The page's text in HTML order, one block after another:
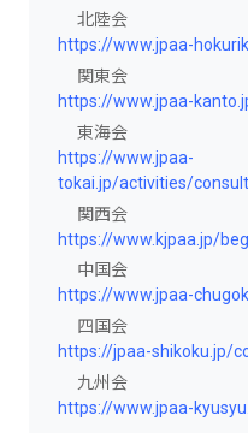
北陸会
https://www.jpaa-
関東会
https://www.jpaa-
東海会
https://www.jpaa-
tokai.jp/activities/
関西会
https://www.kjpaa.jp/
中国会
https://www.jpaa-
四国会
https://jpaa-shikoku.jp/
九州会
https://www.jpaa-